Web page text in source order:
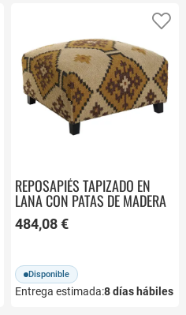
REPOSAPIÉS TAPIZADO EN
LANA CON PATAS DE MADERA
KILIM MB-216490
484,08 €
Disponible
Entrega estimada:8días hábiles